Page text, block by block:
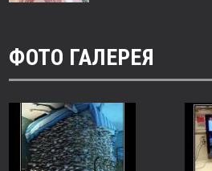
ФОТО ГАЛЕРЕЯ